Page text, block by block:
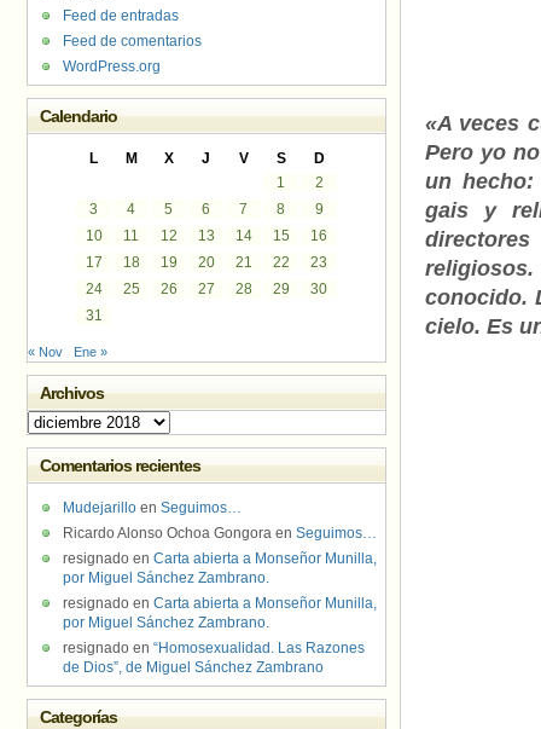
«A veces
Pero yo
un
gais y
conocido.
cielo. Es
Feed de entradas
Feed de comentarios
WordPress.org
Calendario
L M X J V S
D
1
2
3
4 5 6 7 8
9
10
11 12 13 14 15
16
17
18 19 20 21 22
23
24
25 26 27 28 29
30
31
« Nov Ene »
Archivos
Archivos
Comentarios recientes
Mudejarillo en Seguimos…
Ricardo Alonso Ochoa Gongora en Seguimos…
resignado en Carta abierta a Monseñor Munilla,
por Miguel Sánchez Zambrano.
resignado en Carta abierta a Monseñor Munilla,
por Miguel Sánchez Zambrano.
resignado en “Homosexualidad. Las Razones
de Dios”, de Miguel Sánchez Zambrano
Categorías